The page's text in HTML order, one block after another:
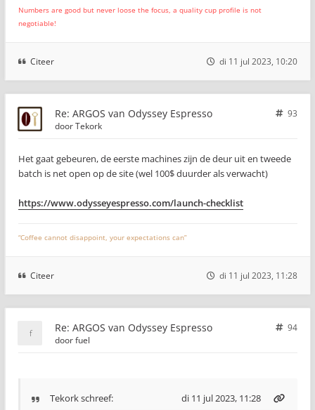
Numbers are good but never loose the focus, a quality cup profile is not
negotiable!
Citeer di 11 jul 2023, 10:20
Re: ARGOS van Odyssey Espresso
93
doorTekork
Het gaat gebeuren, de eerste machines zijn de deur uit en tweede
batch is net open op de site (wel 100$ duurder als verwacht)
https://www.odysseyespresso.com/launch-checklist
“Coffee cannot disappoint, your expectations can”
Citeer di 11 jul 2023, 11:28
Re: ARGOS van Odyssey Espresso
94
doorfuel
Tekorkschreef: di 11 jul 2023, 11:28